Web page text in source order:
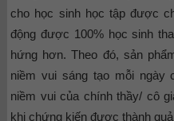
cho học sinh học tập được
động được 100% học sinh
hứng hơn. Theo đó, sản
niềm vui sáng tạo mỗi ngày
niềm vui của chính thầy/ cô
khi chứng kiến được thành